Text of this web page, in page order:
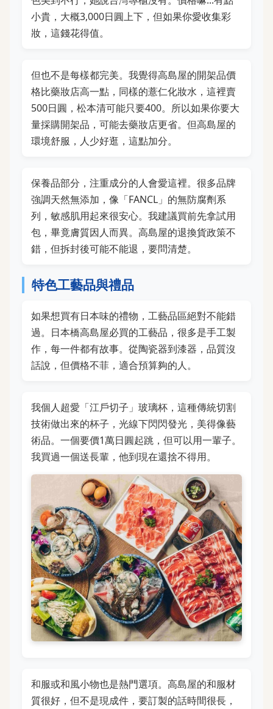
小貴，大概3,000日圓上下，但如果你愛收集彩
妝，這錢花得值。
但也不是每樣都完美。我覺得高島屋的開架品價
格比藥妝店高一點，同樣的薏仁化妝水，這裡賣
500日圓，松本清可能只要400。所以如果你要大
量採購開架品，可能去藥妝店更省。但高島屋的
環境舒服，人少好逛，這點加分。
保養品部分，注重成分的人會愛這裡。很多品牌
強調天然無添加，像「FANCL」的無防腐劑系
列，敏感肌用起來很安心。我建議買前先拿試用
包，畢竟膚質因人而異。高島屋的退換貨政策不
錯，但拆封後可能不能退，要問清楚。
特色工藝品與禮品
如果想買有日本味的禮物，工藝品區絕對不能錯
過。日本橋高島屋必買的工藝品，很多是手工製
作，每一件都有故事。從陶瓷器到漆器，品質沒
話說，但價格不菲，適合預算夠的人。
我個人超愛「江戶切子」玻璃杯，這種傳統切割
技術做出來的杯子，光線下閃閃發光，美得像藝
術品。一個要價1萬日圓起跳，但可以用一輩子。
我買過一個送長輩，他到現在還捨不得用。
和服或和風小物也是熱門選項。高島屋的和服材
質很好，但不是現成件，要訂製的話時間很長，